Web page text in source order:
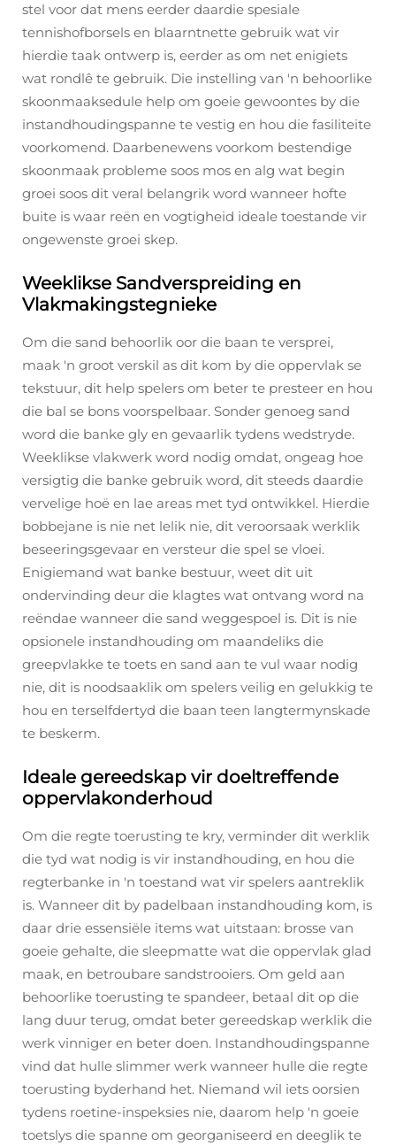
stel voor dat mens eerder daardie spesiale
tennishofborsels en blaarntnette gebruik wat vir
hierdie taak ontwerp is, eerder as om net enigiets
wat rondlê te gebruik. Die instelling van 'n behoorlike
skoonmaaksedule help om goeie gewoontes by die
instandhoudingspanne te vestig en hou die fasiliteite
voorkomend. Daarbenewens voorkom bestendige
skoonmaak probleme soos mos en alg wat begin
groei soos dit veral belangrik word wanneer hofte
buite is waar reën en vogtigheid ideale toestande vir
ongewenste groei skep.
Weeklikse Sandverspreiding en
Vlakmakingstegnieke
Om die sand behoorlik oor die baan te versprei,
maak 'n groot verskil as dit kom by die oppervlak se
tekstuur, dit help spelers om beter te presteer en hou
die bal se bons voorspelbaar. Sonder genoeg sand
word die banke gly en gevaarlik tydens wedstryde.
Weeklikse vlakwerk word nodig omdat, ongeag hoe
versigtig die banke gebruik word, dit steeds daardie
vervelige hoë en lae areas met tyd ontwikkel. Hierdie
bobbejane is nie net lelik nie, dit veroorsaak werklik
beseeringsgevaar en versteur die spel se vloei.
Enigiemand wat banke bestuur, weet dit uit
ondervinding deur die klagtes wat ontvang word na
reëndae wanneer die sand weggespoel is. Dit is nie
opsionele instandhouding om maandeliks die
greepvlakke te toets en sand aan te vul waar nodig
nie, dit is noodsaaklik om spelers veilig en gelukkig te
hou en terselfdertyd die baan teen langtermynskade
te beskerm.
Ideale gereedskap vir doeltreffende
oppervlakonderhoud
Om die regte toerusting te kry, verminder dit werklik
die tyd wat nodig is vir instandhouding, en hou die
regterbanke in 'n toestand wat vir spelers aantreklik
is. Wanneer dit by padelbaan instandhouding kom, is
daar drie essensiële items wat uitstaan: brosse van
goeie gehalte, die sleepmatte wat die oppervlak glad
maak, en betroubare sandstrooiers. Om geld aan
behoorlike toerusting te spandeer, betaal dit op die
lang duur terug, omdat beter gereedskap werklik die
werk vinniger en beter doen. Instandhoudingspanne
vind dat hulle slimmer werk wanneer hulle die regte
toerusting byderhand het. Niemand wil iets oorsien
tydens roetine-inspeksies nie, daarom help 'n goeie
toetslys die spanne om georganiseerd en deeglik te